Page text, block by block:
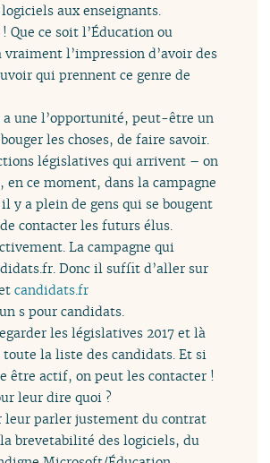
aux enseignants.
Que ce soit l’Éducation ou
vraiment l’impression d’avoir des
qui prennent ce genre de
a une l’opportunité, peut-être un
les choses, de faire savoir.
législatives qui arrivent – on
en ce moment, dans la campagne
y a plein de gens qui se bougent
contacter les futurs élus.
La campagne qui
Donc il suffit d’aller sur
candidats.fr
s pour candidats.
les législatives 2017 et là
la liste des candidats. Et si
être actif, on peut les contacter !
leur dire quoi ?
leur parler justement du contrat
brevetabilité des logiciels, du